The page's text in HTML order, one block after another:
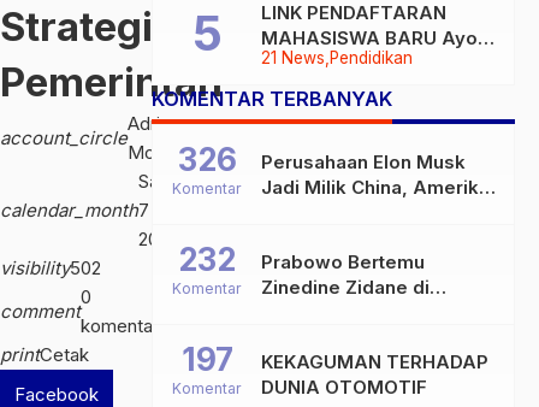
Strategis
Pemerintah
account_circle
Adrian
Moita
calendar_month
Sabtu,
7 Feb
2026
visibility502
comment
0
komentar
printCetak
Facebook
21 News Pendidikan
LINK PENDAFTARAN
MAHASISWA BARU Ayoo
Buruan
KOMENTAR TERBANYAK
Perusahaan Elon Musk
Jadi Milik China, Amerika
326
Komentar
Prabowo Bertemu
Zinedine Zidane di
232
Komentar
KEKAGUMAN TERHADAP
DUNIA OTOMOTIF
197
Komentar